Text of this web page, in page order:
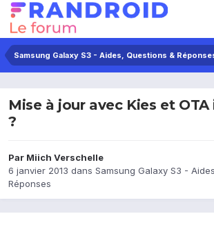
Samsung Galaxy S3 - Aides, Questions &
Mise à jour avec Kies et
?
Par Miich Verschelle
6 janvier 2013 dans Samsung Galaxy S3 -
Réponses